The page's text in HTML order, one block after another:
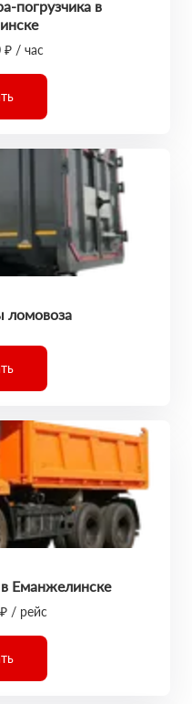
погрузчика в
₽ / час
ломовоза
Еманжелинске
/ рейс